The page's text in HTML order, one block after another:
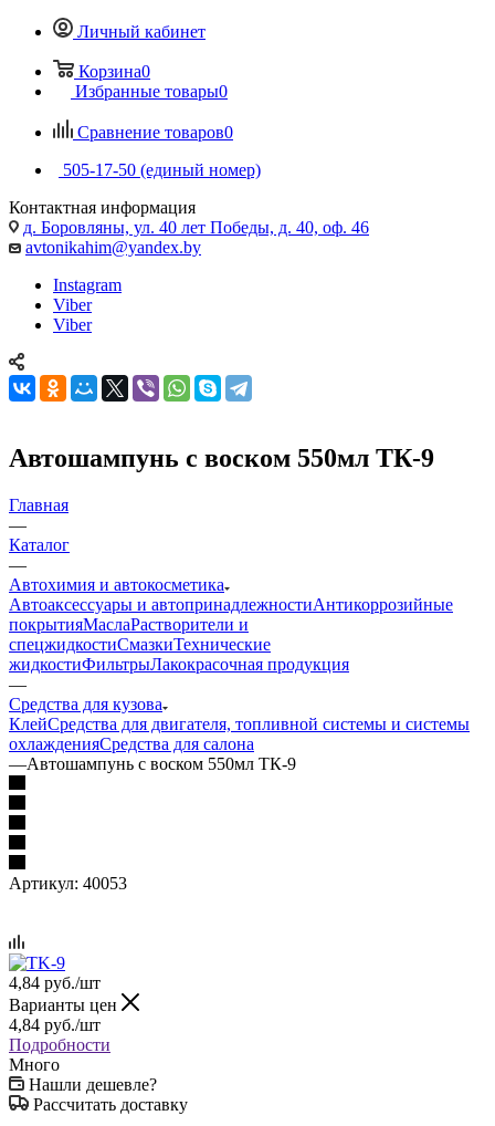
Личный кабинет
Корзина0
Избранные товары0
Сравнение товаров0
505-17-50 (единый номер)
Контактная информация
д. Боровляны, ул. 40 лет Победы, д. 40, оф. 46
avtonikahim@yandex.by
Instagram
Viber
Viber
Автошампунь с воском 550мл ТК-9
Главная
—
Каталог
—
Автохимия и автокосметика
Автоаксессуары и автопринадлежностиАнтикоррозийные
покрытияМаслаРастворители и
спецжидкостиСмазкиТехнические
жидкостиФильтрыЛакокрасочная продукция
—
Средства для кузова
КлейСредства для двигателя, топливной системы и системы
охлажденияСредства для салона
—Автошампунь с воском 550мл ТК-9
Артикул: 40053
4,84 руб./шт
Варианты цен
4,84 руб./шт
Подробности
Много
Нашли дешевле?
Рассчитать доставку